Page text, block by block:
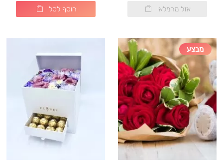
אזל מהמלאי הוסף לסל
מבצע